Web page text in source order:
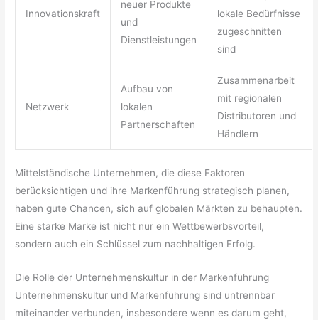
Innovationskraft
neuer Produkte
und
Dienstleistungen
lokale Bedürfnisse
zugeschnitten
sind
Netzwerk
Aufbau von
lokalen
Partnerschaften
Zusammenarbeit
mit regionalen
Distributoren und
Händlern
Mittelständische Unternehmen, die diese Faktoren
berücksichtigen und ihre Markenführung strategisch planen,
haben gute Chancen, sich auf globalen Märkten zu behaupten.
Eine starke Marke ist nicht nur ein Wettbewerbsvorteil,
sondern auch ein Schlüssel zum nachhaltigen Erfolg.
Die Rolle der Unternehmenskultur in der Markenführung
Unternehmenskultur und Markenführung sind untrennbar
miteinander verbunden, insbesondere wenn es darum geht,